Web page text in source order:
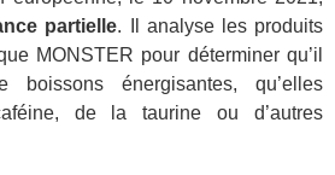
partielle. Il analyse les produits
MONSTER pour déterminer qu’il
énergisantes, qu’elles
de la taurine ou d’autres